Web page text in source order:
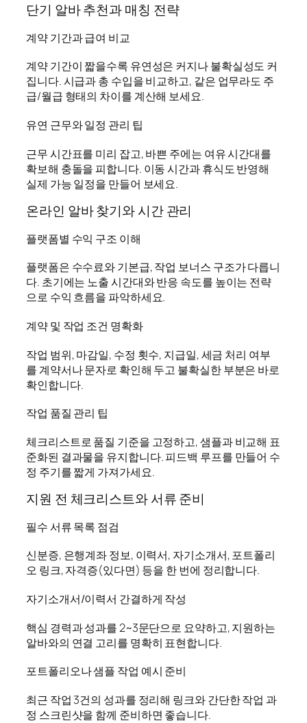
단기 알바 추천과 매칭 전략
계약 기간과 급여 비교
계약 기간이 짧을수록 유연성은 커지나 불확실성도 커
집니다. 시급과 총 수입을 비교하고, 같은 업무라도 주
급/월급 형태의 차이를 계산해 보세요.
유연 근무와 일정 관리 팁
근무 시간표를 미리 잡고, 바쁜 주에는 여유 시간대를
확보해 충돌을 피합니다. 이동 시간과 휴식도 반영해
실제 가능 일정을 만들어 보세요.
온라인 알바 찾기와 시간 관리
플랫폼별 수익 구조 이해
플랫폼은 수수료와 기본급, 작업 보너스 구조가 다릅니
다. 초기에는 노출 시간대와 반응 속도를 높이는 전략
으로 수익 흐름을 파악하세요.
계약 및 작업 조건 명확화
작업 범위, 마감일, 수정 횟수, 지급일, 세금 처리 여부
를 계약서나 문자로 확인해 두고 불확실한 부분은 바로
확인합니다.
작업 품질 관리 팁
체크리스트로 품질 기준을 고정하고, 샘플과 비교해 표
준화된 결과물을 유지합니다. 피드백 루프를 만들어 수
정 주기를 짧게 가져가세요.
지원 전 체크리스트와 서류 준비
필수 서류 목록 점검
신분증, 은행계좌 정보, 이력서, 자기소개서, 포트폴리
오 링크, 자격증(있다면) 등을 한 번에 정리합니다.
자기소개서/이력서 간결하게 작성
핵심 경력과 성과를 2~3문단으로 요약하고, 지원하는
알바와의 연결 고리를 명확히 표현합니다.
포트폴리오나 샘플 작업 예시 준비
최근 작업 3건의 성과를 정리해 링크와 간단한 작업 과
정 스크린샷을 함께 준비하면 좋습니다.